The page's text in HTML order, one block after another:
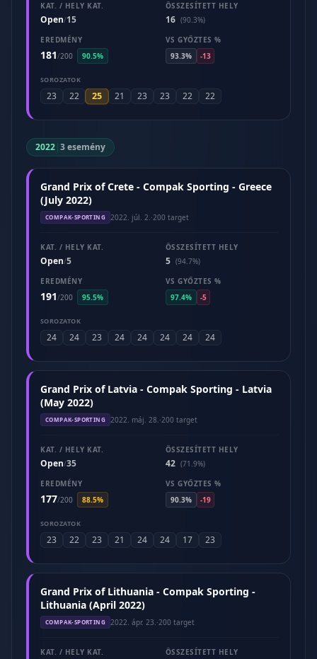
KAT. / HELY KAT.
Open/15
ÖSSZESÍTETT HELY
16 (90.3%)
EREDMÉNY
181/200 90.5%
VS GYŐZTES %
93.3%
-13
SOROZATOK
23 22 25 21 23 23 22 22
2022|3 esemény
Grand Prix of Crete - Compak Sporting - Greece
(July 2022)
COMPAK-SPORTING 2022. júl. 2. ·200 target
KAT. / HELY KAT.
Open/5
ÖSSZESÍTETT HELY
5 (94.7%)
EREDMÉNY
191/200 95.5%
VS GYŐZTES %
97.4%
-5
SOROZATOK
24 24 23 24 24 24 24 24
Grand Prix of Latvia - Compak Sporting - Latvia
(May 2022)
COMPAK-SPORTING 2022. máj. 28. ·200 target
KAT. / HELY KAT.
Open/35
ÖSSZESÍTETT HELY
42 (71.9%)
EREDMÉNY
177/200 88.5%
VS GYŐZTES %
90.3%
-19
SOROZATOK
23 22 23 21 24 24 17 23
Grand Prix of Lithuania - Compak Sporting -
Lithuania (April 2022)
COMPAK-SPORTING 2022. ápr. 23. ·200 target
KAT. / HELY KAT. ÖSSZESÍTETT HELY